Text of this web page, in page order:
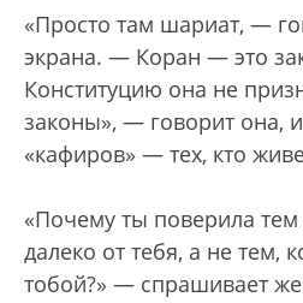
«Просто там шариат, —
экрана. — Коран — это
Конституцию она не
законы», — говорит она,
«кафиров» — тех, кто
«Почему ты поверила
далеко от тебя, а не тем,
тобой?» — спрашивает